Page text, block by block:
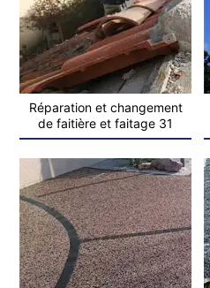
Réparation et changement
de faitière et faitage 31